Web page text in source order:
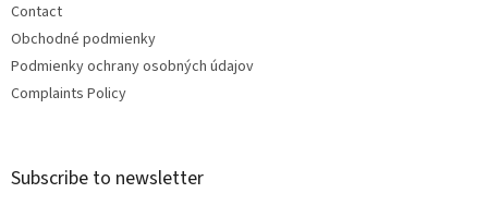
Contact
Obchodné podmienky
Podmienky ochrany osobných údajov
Complaints Policy
Subscribe to newsletter